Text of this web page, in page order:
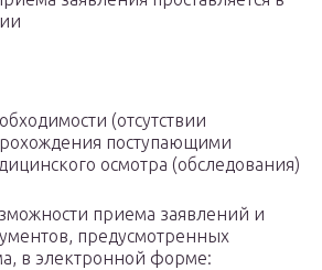
(отсутствии
поступающими
осмотра (обследования)
приема заявлений и
предусмотренных
в электронной форме: